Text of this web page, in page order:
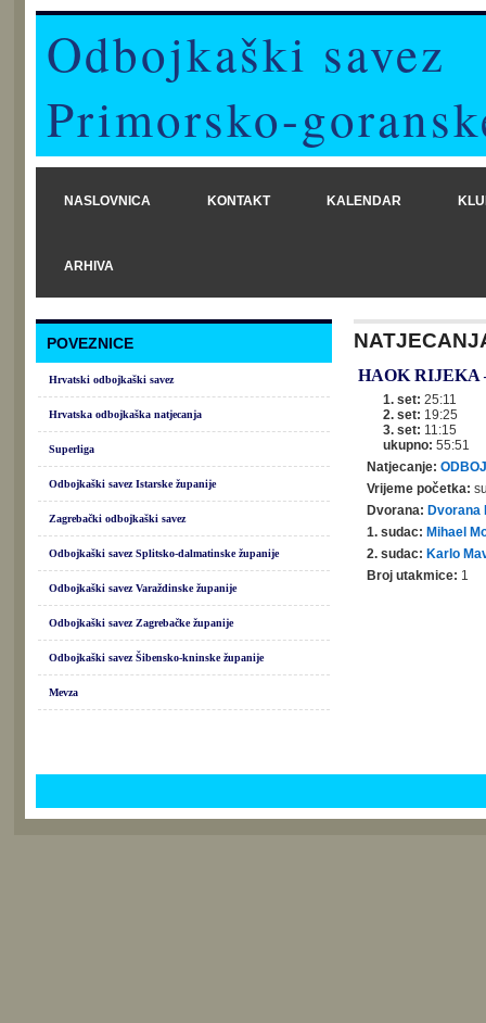
Odbojkaški savez
Primorsko-
NASLOVNICA KONTAKT KALENDAR
ARHIVA
POVEZNICE
Hrvatski odbojkaški savez
Hrvatska odbojkaška natjecanja
Superliga
Odbojkaški savez Istarske županije
Zagrebački odbojkaški savez
Odbojkaški savez Splitsko-dalmatinske županije
Odbojkaški savez Varaždinske županije
Odbojkaški savez Zagrebačke županije
Odbojkaški savez Šibensko-kninske županije
Mevza
HAOK RIJEKA
1. set: 25:11
2. set: 19:25
3. set: 11:15
ukupno: 55:51
Natjecanje:
Vrijeme početka:
Dvorana: Dvorana
1. sudac: Mihael
2. sudac: Karlo
Broj utakmice: 1